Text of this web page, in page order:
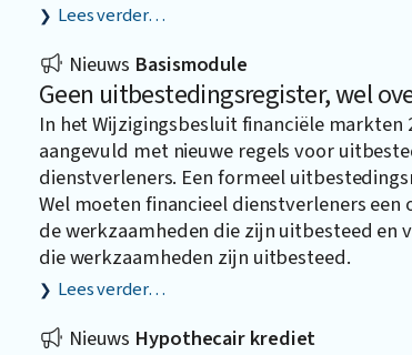
Lees verder…
Nieuws Basismodule
Geen uitbestedingsregister, wel
In het Wijzigingsbesluit financiële markten
aangevuld met nieuwe regels voor
dienstverleners. Een formeel
Wel moeten financieel dienstverleners
de werkzaamheden die zijn uitbesteed en
die werkzaamheden zijn uitbesteed.
Lees verder…
Nieuws Hypothecair krediet